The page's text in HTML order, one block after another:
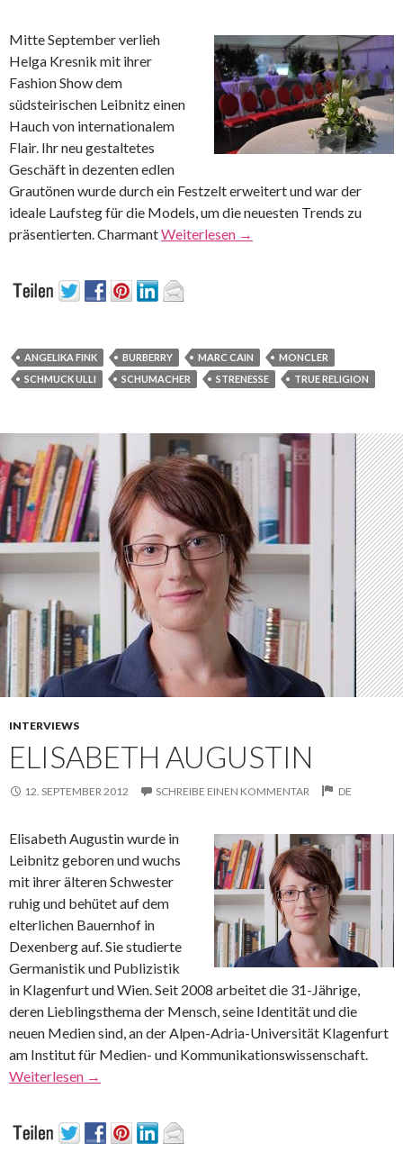
Mitte September verlieh
Helga Kresnik mit ihrer
Fashion Show dem
südsteirischen Leibnitz einen
Hauch von internationalem
Flair. Ihr neu gestaltetes
Geschäft in dezenten edlen
Grautönen wurde durch ein Festzelt erweitert und war der
ideale Laufsteg für die Models, um die neuesten Trends zu
präsentierten. CharmantWeiterlesen →
ANGELIKA FINK BURBERRY MARC CAIN
MONCLER
SCHMUCK ULLI
SCHUMACHER STRENESSE TRUE RELIGION
INTERVIEWS
ELISABETH AUGUSTIN
12. SEPTEMBER 2012 SCHREIBE EINEN KOMMENTAR DE
Elisabeth Augustin wurde in
Leibnitz geboren und wuchs
mit ihrer älteren Schwester
ruhig und behütet auf dem
elterlichen Bauernhof in
Dexenberg auf. Sie studierte
Germanistik und Publizistik
in Klagenfurt und Wien. Seit 2008 arbeitet die 31-Jährige,
deren Lieblingsthema der Mensch, seine Identität und die
neuen Medien sind, an der Alpen-Adria-Universität Klagenfurt
am Institut für Medien- und Kommunikationswissenschaft.
Weiterlesen →